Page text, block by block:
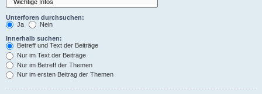
Unterforen durchsuchen:
Ja
Nein
Innerhalb suchen:
Betreff und Text der Beiträge
Nur im Text der Beiträge
Nur im Betreff der Themen
Nur im ersten Beitrag der Themen